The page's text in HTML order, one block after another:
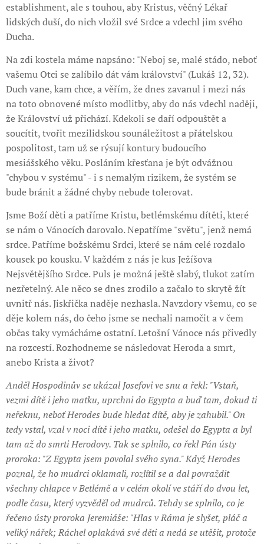
establishment, ale s touhou, aby Kristus, věčný Lékař
lidských duší, do nich vložil své Srdce a vdechl jim svého
Ducha.
Na zdi kostela máme napsáno: "Neboj se, malé stádo, neboť
vašemu Otci se zalíbilo dát vám království" (Lukáš 12, 32).
Duch vane, kam chce, a věřím, že dnes zavanul i mezi nás
na toto obnovené místo modlitby, aby do nás vdechl naději,
že Království už přichází. Kdekoli se daří odpouštět a
soucítit, tvořit mezilidskou sounáležitost a přátelskou
pospolitost, tam už se rýsují kontury budoucího
mesiášského věku. Posláním křesťana je být odvážnou
"chybou v systému" - i s nemalým rizikem, že systém se
bude bránit a žádné chyby nebude tolerovat.
Jsme Boží děti a patříme Kristu, betlémskému dítěti, které
se nám o Vánocích darovalo. Nepatříme "světu", jenž nemá
srdce. Patříme božskému Srdci, které se nám celé rozdalo
kousek po kousku. V každém z nás je kus Ježíšova
Nejsvětějšího Srdce. Puls je možná ještě slabý, tlukot zatím
nezřetelný. Ale něco se dnes zrodilo a začalo to skrytě žít
uvnitř nás. Jiskřička naděje nezhasla. Navzdory všemu, co se
děje kolem nás, do čeho jsme se nechali namočit a v čem
občas taky vymácháme ostatní. Letošní Vánoce nás přivedly
na rozcestí. Rozhodneme se následovat Heroda a smrt,
anebo Krista a život?
Anděl Hospodinův se ukázal Josefovi ve snu a řekl: "Vstaň,
vezmi dítě i jeho matku, uprchni do Egypta a buď tam, dokud ti
neřeknu, neboť Herodes bude hledat dítě, aby je zahubil." On
tedy vstal, vzal v noci dítě i jeho matku, odešel do Egypta a byl
tam až do smrti Herodovy. Tak se splnilo, co řekl Pán ústy
proroka: "Z Egypta jsem povolal svého syna." Když Herodes
poznal, že ho mudrci oklamali, rozlítil se a dal povraždit
všechny chlapce v Betlémě a v celém okolí ve stáří do dvou let,
podle času, který vyzvěděl od mudrců. Tehdy se splnilo, co je
řečeno ústy proroka Jeremiáše: "Hlas v Ráma je slyšet, pláč a
veliký nářek; Ráchel oplakává své děti a nedá se utěšit, protože